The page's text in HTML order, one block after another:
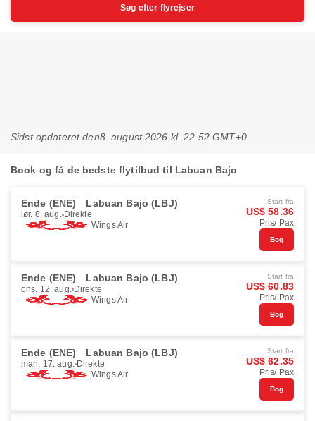
Søg efter flyrejser
Sidst opdateret den8. august 2026 kl. 22.52 GMT+0
Book og få de bedste flytilbud til Labuan Bajo
Ende (ENE) Labuan Bajo (LBJ)
lør. 8. aug. Direkte
Wings Air
Start fra
US$ 58.36
Pris/ Pax
Bog
Ende (ENE) Labuan Bajo (LBJ)
ons. 12. aug. Direkte
Wings Air
Start fra
US$ 60.83
Pris/ Pax
Bog
Ende (ENE) Labuan Bajo (LBJ)
man. 17. aug. Direkte
Wings Air
Start fra
US$ 62.35
Pris/ Pax
Bog